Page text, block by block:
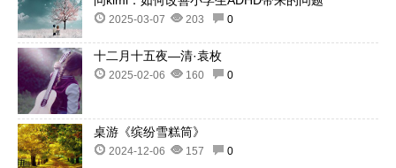
2025-03-07 203 0
十二月十五夜—清·袁枚
2025-02-06 160 0
桌游《缤纷雪糕筒》
2024-12-06 157 0